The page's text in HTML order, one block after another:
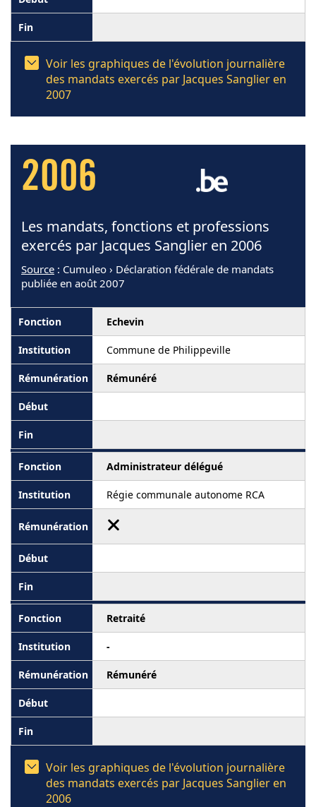
Voir les graphiques de l'évolution journalière
des mandats exercés par Jacques Sanglier en
2007
2006
Les mandats, fonctions et professions
exercés par Jacques Sanglier en 2006
Source : Cumuleo › Déclaration fédérale de mandats
publiée en août 2007
Echevin
Commune de Philippeville
Rémunéré
Administrateur délégué
Régie communale autonome RCA
Retraité
-
Rémunéré
Voir les graphiques de l'évolution journalière
des mandats exercés par Jacques Sanglier en
2006